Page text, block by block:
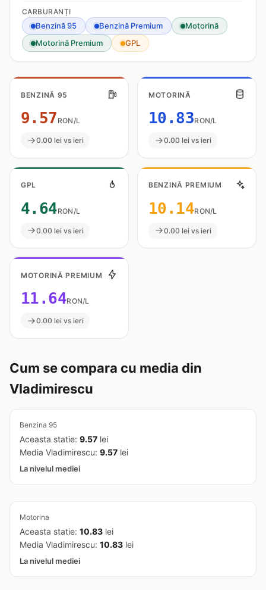
CARBURANȚI
Benzină 95 Benzină Premium
Motorină
Motorină Premium
GPL
BENZINĂ 95
9.57 RON/L
0.00 lei vs ieri
MOTORINĂ
10.83RON/L
0.00 lei vs ieri
GPL
4.64RON/L
0.00 lei vs ieri
BENZINĂ PREMIUM
10.14RON/L
0.00 lei vs ieri
MOTORINĂ PREMIUM
11.64RON/L
0.00 lei vs ieri
Cum se compara cu media din
Vladimirescu
Benzina 95
Aceasta statie: 9.57 lei
Media Vladimirescu: 9.57 lei
La nivelul mediei
Motorina
Aceasta statie: 10.83 lei
Media Vladimirescu: 10.83 lei
La nivelul mediei